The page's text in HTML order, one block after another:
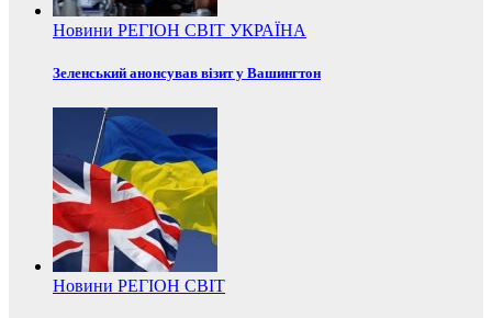
Новини РЕГІОН СВІТ УКРАЇНА
Зеленський анонсував візит у Вашингтон
Новини РЕГІОН СВІТ